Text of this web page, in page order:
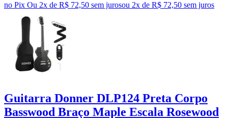
no Pix Ou 2x de R$ 72,50 sem jurosou 2x de R$ 72,50 sem juros
Guitarra Donner DLP124 Preta Corpo
Basswood Braço Maple Escala Rosewood